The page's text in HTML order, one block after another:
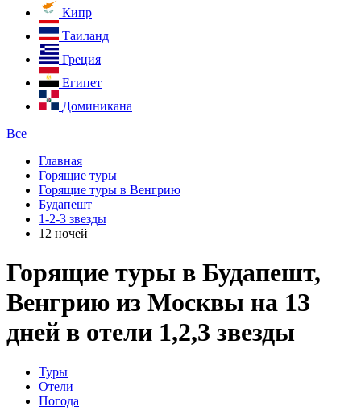
Кипр
Таиланд
Греция
Египет
Доминикана
Все
Главная
Горящие туры
Горящие туры в Венгрию
Будапешт
1-2-3 звезды
12 ночей
Горящие туры в Будапешт,
Венгрию из Москвы на 13
дней в отели 1,2,3 звезды
Туры
Отели
Погода